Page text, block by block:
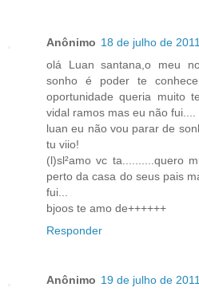
Anônimo 18 de julho de
olá Luan santana,o meu
sonho é poder te
oportunidade queria muito
vidal ramos mas eu não fui....
luan eu não vou parar de
tu viio!
(l)sl²amo vc ta..........quero
perto da casa do seus pais
fui...
bjoos te amo de++++++
Responder
Anônimo 19 de julho de